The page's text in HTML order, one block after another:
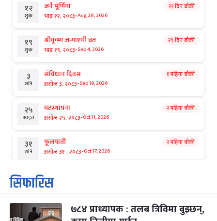
१२
शुक्र
जनै पूर्णिमा
भाद्र १२, २०८३-Aug 28, 2026
२२ दिन बाँकी
१९
शुक्र
श्रीकृष्ण जन्माष्टमी व्रत
भाद्र १९, २०८३-Sep 4, 2026
२९ दिन बाँकी
३
शनि
संविधान दिवस
असोज ३, २०८३-Sep 19, 2026
१ महिना बाँकी
२५
आइत
घटस्थापना
असोज २५, २०८३-Oct 11, 2026
२ महिना बाँकी
३१
शनि
फूलपाती
असोज ३१ , २०८३-Oct 17, 2026
२ महिना बाँकी
१
आइत
कार्तिक सङ्क्रान्ति
कार्तिक १, २०८३
३ महानवमी
Oct 20, 2026
२ महिना बाँकी
सिफारिस
७८४ प्राध्यापक : तलब त्रिविमा बुझ्छन्,